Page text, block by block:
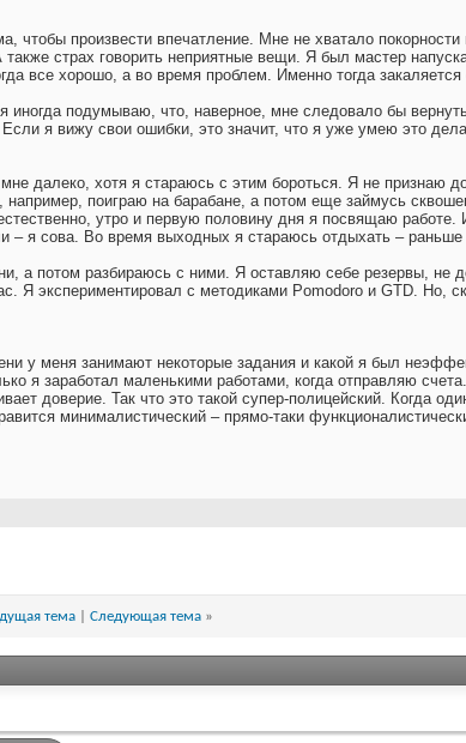
произвести впечатление. Мне не хватало
страх говорить неприятные вещи. Я был мастер
все хорошо, а во время проблем. Именно тогда закаляется
подумываю, что, наверное, мне следовало бы
я вижу свои ошибки, это значит, что я уже умею это
далеко, хотя я стараюсь с этим бороться. Я не признаю
например, поиграю на барабане, а потом еще займусь
утро и первую половину дня я посвящаю
я сова. Во время выходных я стараюсь отдыхать – раньше
а потом разбираюсь с ними. Я оставляю себе резервы, не
Я экспериментировал с методиками Pomodoro и GTD. Но,
у меня занимают некоторые задания и какой я был
я заработал маленькими работами, когда отправляю
доверие. Так что это такой супер-полицейский. Когда
минималистический – прямо-таки
тема Следующая тема »